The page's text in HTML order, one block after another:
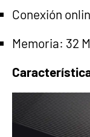
Conexión
Memoria: 32